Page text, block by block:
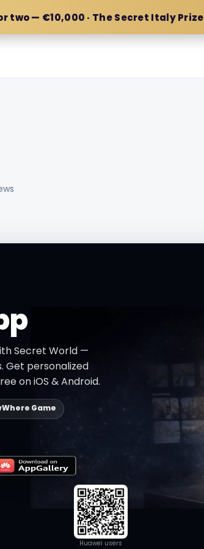
two — €10,000 · The Secret Italy Prize
Secret World —
Get personalized
on iOS & Android.
Game
Huawei users